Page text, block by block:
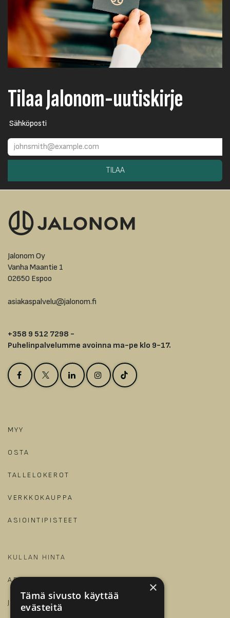
Tilaa Jalonom-uutiskirje
Sähköposti
TILAA
Jalonom Oy
Vanha Maantie 1
02650 Espoo
asiakaspalvelu@jalonom.fi
+358 9 512 7298 -
Puhelinpalvelumme avoinna ma-pe klo 9-17.
MYY
OSTA
TALLELOKEROT
VERKKOKAUPPA
ASIOINTIPISTEET
KULLAN HINTA
ARTIKKELIT JA OPPAAT
JALONOM
×
Tämä sivusto käyttää
evästeitä